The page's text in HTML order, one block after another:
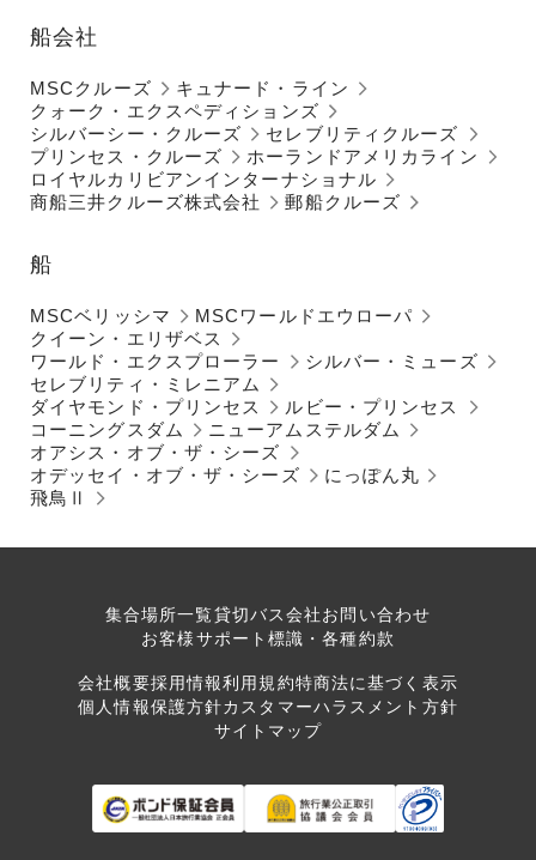
船会社
MSCクルーズ
キュナード・ライン
クォーク・エクスペディションズ
シルバーシー・クルーズ
セレブリティクルーズ
プリンセス・クルーズ
ホーランドアメリカライン
ロイヤルカリビアンインターナショナル
商船三井クルーズ株式会社
郵船クルーズ
船
MSCベリッシマ
MSCワールドエウローパ
クイーン・エリザベス
ワールド・エクスプローラー
シルバー・ミューズ
セレブリティ・ミレニアム
ダイヤモンド・プリンセス
ルビー・プリンセス
コーニングスダム
ニューアムステルダム
オアシス・オブ・ザ・シーズ
オデッセイ・オブ・ザ・シーズ
にっぽん丸
飛鳥Ⅱ
集合場所一覧貸切バス会社お問い合わせ
お客様サポート 標識・各種約款
会社概要採用情報利用規約特商法に基づく表示
個人情報保護方針カスタマーハラスメント方針
サイトマップ